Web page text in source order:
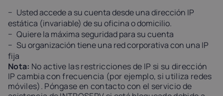
Usted accede a su cuenta desde una dirección IP
estática (invariable) de su oficina o domicilio.
Quiere la máxima seguridad para su cuenta
Su organización tiene una red corporativa con una IP
fija
Nota: No active las restricciones de IP si su dirección
IP cambia con frecuencia (por ejemplo, si utiliza redes
móviles). Póngase en contacto con el servicio de